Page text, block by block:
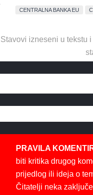
CENTRALNA BANKA EU
Stavovi izneseni u tekstu
PRAVILA
biti kritika drugog
prijedlog ili ideja o
Čitatelji neka